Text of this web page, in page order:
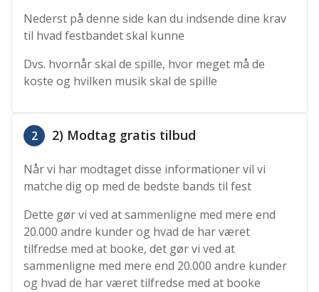
Nederst på denne side kan du indsende dine krav
til hvad festbandet skal kunne
Dvs. hvornår skal de spille, hvor meget må de
koste og hvilken musik skal de spille
2 2) Modtag gratis tilbud
Når vi har modtaget disse informationer vil vi
matche dig op med de bedste bands til fest
Dette gør vi ved at sammenligne med mere end
20.000 andre kunder og hvad de har været
tilfredse med at booke, det gør vi ved at
sammenligne med mere end 20.000 andre kunder
og hvad de har været tilfredse med at booke